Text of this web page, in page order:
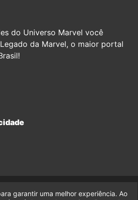
do Universo Marvel você
da Marvel, o maior portal
da Marvel, uma empresa da Legado
garantir uma melhor experiência. Ao